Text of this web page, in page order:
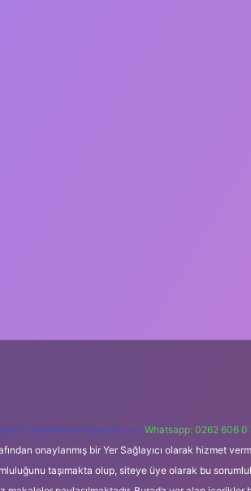
forumhizmeti@gmail.com Whatsapp: 0262 606 0
onaylanmış bir Yer Sağlayıcı olarak hizmet
taşımakta olup, siteye üye olarak bu